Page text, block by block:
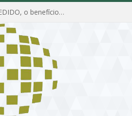
PORTARIA Nº 025/2026-GP/IPREVSSBV – CONCEDIDO, o benefício de PENSÃO a MARIA ESTELA DOS SANTOS SOUZA